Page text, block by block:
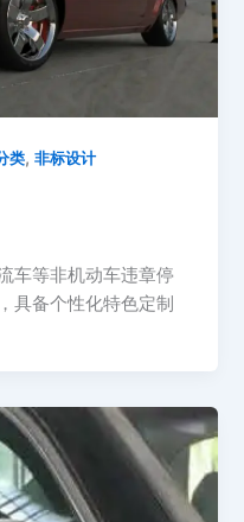
类,非标设计
车等非机动车违章停
具备个性化特色定制